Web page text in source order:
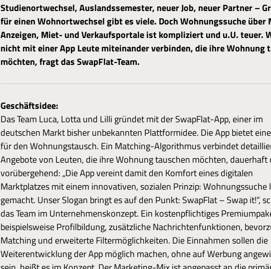
Studienortwechsel, Auslandssemester, neuer Job, neuer Partner –
für einen Wohnortwechsel gibt es viele. Doch Wohnungssuche über
Anzeigen, Miet- und Verkaufsportale ist kompliziert und u.U. teuer.
nicht mit einer App Leute miteinander verbinden, die ihre Wohnung
möchten, fragt das SwapFlat-Team.
Geschäftsidee:
Das Team Luca, Lotta und Lilli gründet mit der SwapFlat-App, einer im
deutschen Markt bisher unbekannten Plattformidee. Die App bietet
für den Wohnungstausch. Ein Matching-Algorithmus verbindet
Angebote von Leuten, die ihre Wohnung tauschen möchten, dauerhaft
vorübergehend: „Die App vereint damit den Komfort eines digitalen
Marktplatzes mit einem innovativen, sozialen Prinzip: Wohnungssuche
gemacht. Unser Slogan bringt es auf den Punkt: SwapFlat – Swap it!“,
das Team im Unternehmenskonzept. Ein kostenpflichtiges
beispielsweise Profilbildung, zusätzliche Nachrichtenfunktionen,
Matching und erweiterte Filtermöglichkeiten. Die Einnahmen sollen die
Weiterentwicklung der App möglich machen, ohne auf Werbung